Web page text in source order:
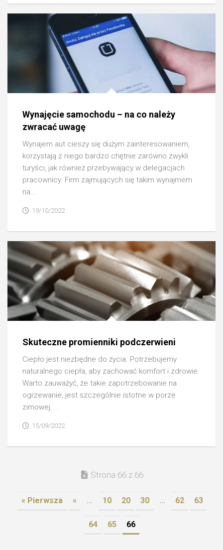
Wynajęcie samochodu – na co należy
zwracać uwagę
Wynajem aut cieszy się dużym zainteresowaniem,
korzystają z niego bardzo chętnie zarówno zwykli
turyści, jak również przebywający w delegacjach
pracownicy. Firm zajmujących się takim wynajmem
na...
19/10/2022
Skuteczne promienniki podczerwieni
Ciepło jest niezbędne do życia. Potrzebujemy
naturalnego ciepła, aby zachować komfort i zdrowie.
Warto zauważyć, że takie zapotrzebowanie na
ogrzewanie, jest szczególnie istotne w porze
zimowej....
15/09/2022
Strona 66 z 66
« Pierwsza « ... 10 20 30 ... 62 63
64 65 66